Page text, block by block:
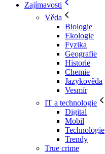
Zajímavosti
Věda
Biologie
Ekologie
Fyzika
Geografie
Historie
Chemie
Jazykověda
Vesmír
IT a technologie
Digital
Mobil
Technologie
Trendy
True crime